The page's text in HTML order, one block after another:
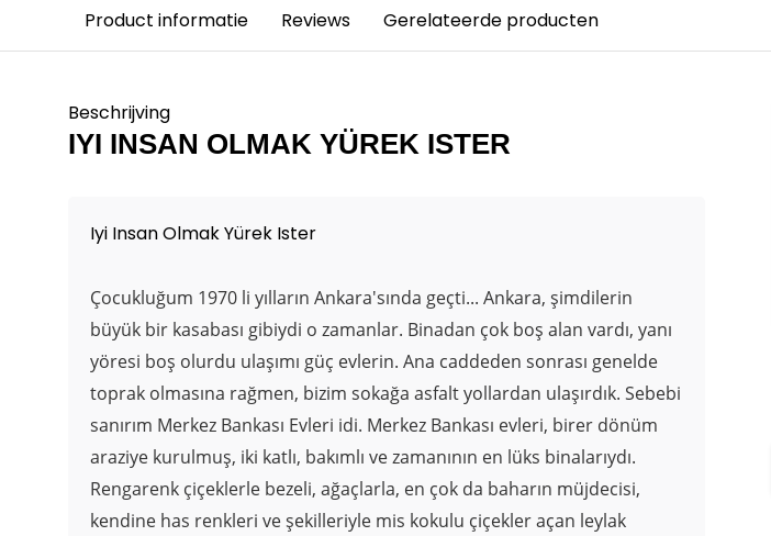
Product informatie Reviews Gerelateerde producten
Beschrijving
IYI INSAN OLMAK YÜREK ISTER
Iyi Insan Olmak Yürek Ister
Çocukluğum 1970 li yılların Ankara'sında geçti... Ankara, şimdilerin
büyük bir kasabası gibiydi o zamanlar. Binadan çok boş alan vardı, yanı
yöresi boş olurdu ulaşımı güç evlerin. Ana caddeden sonrası genelde
toprak olmasına rağmen, bizim sokağa asfalt yollardan ulaşırdık. Sebebi
sanırım Merkez Bankası Evleri idi. Merkez Bankası evleri, birer dönüm
araziye kurulmuş, iki katlı, bakımlı ve zamanının en lüks binalarıydı.
Rengarenk çiçeklerle bezeli, ağaçlarla, en çok da baharın müjdecisi,
kendine has renkleri ve şekilleriyle mis kokulu çiçekler açan leylak